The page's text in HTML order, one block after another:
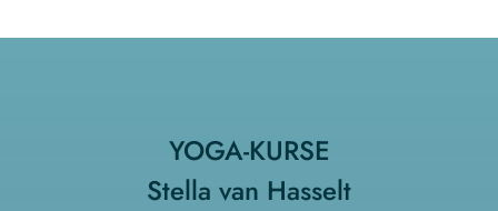
YOGA-KURSE
Stella van Hasselt